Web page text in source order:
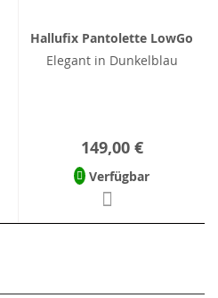
Hallufix Pantolette LowGo
Elegant in Dunkelblau
149,00 €
Verfügbar